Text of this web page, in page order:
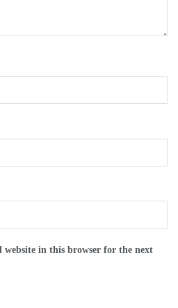
website in this browser for the next